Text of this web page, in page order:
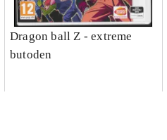
Dragon ball Z - extreme
butoden